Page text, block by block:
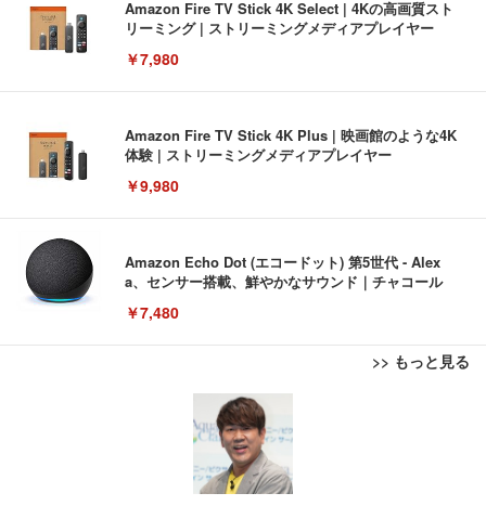
Amazon Fire TV Stick 4K Select | 4Kの高画質スト
リーミング | ストリーミングメディアプレイヤー
￥7,980
Amazon Fire TV Stick 4K Plus | 映画館のような4K
体験 | ストリーミングメディアプレイヤー
￥9,980
Amazon Echo Dot (エコードット) 第5世代 - Alex
a、センサー搭載、鮮やかなサウンド｜チャコール
￥7,480
>> もっと見る
[EdoErgo] オフィスチェア 椅子 テレワーク 疲れな
い 跳ね上げ式アームレスト コンパクト 約105度ロッ
キング pc 事務椅子 360度回転 座面昇降 強化ナイロ
ン樹脂ベース 通気性メッシュ 在宅ワーク H-WY01
(黒網+黒枠+黒足)
EIZO ビジネス向けプレミアムモニター | FlexScan
EV3240X-WT | 31.5型4K UHD・USB Type-C・ホワ
￥105,595
Amazonベーシック ペットシーツ 薄型 レギュラー 1
回使い捨て 無香料 ホワイト 300枚